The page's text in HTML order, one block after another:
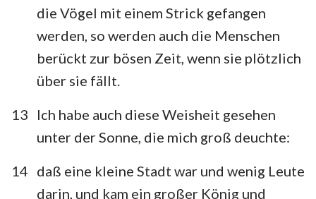
die Vögel mit einem Strick gefangen
werden, so werden auch die Menschen
berückt zur bösen Zeit, wenn sie plötzlich
über sie fällt.
13
Ich habe auch diese Weisheit gesehen
unter der Sonne, die mich groß deuchte:
14 daß eine kleine Stadt war und wenig Leute
darin, und kam ein großer König und